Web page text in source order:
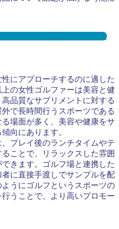
メリット３選と事例を紹介
にアプローチするのに適した
の女性ゴルファーは美容と健
品質なサプリメントに対する
で長時間行うスポーツである
場面が多く、美容や健康をサ
向にあります。
プレイ後のランチタイムやテ
ことで、リラックスした雰囲
きます。ゴルフ場と連携した
に直接手渡しでサンプルを配
うにゴルフというスポーツの
うことで、より高いプロモー